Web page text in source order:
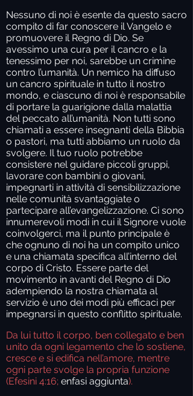
Nessuno di noi è esente da questo sacro
compito di far conoscere il Vangelo e
promuovere il Regno di Dio. Se
avessimo una cura per il cancro e la
tenessimo per noi, sarebbe un crimine
contro l’umanità. Un nemico ha diffuso
un cancro spirituale in tutto il nostro
mondo, e ciascuno di noi è responsabile
di portare la guarigione dalla malattia
del peccato all’umanità. Non tutti sono
chiamati a essere insegnanti della Bibbia
o pastori, ma tutti abbiamo un ruolo da
svolgere. Il tuo ruolo potrebbe
consistere nel guidare piccoli gruppi,
lavorare con bambini o giovani,
impegnarti in attività di sensibilizzazione
nelle comunità svantaggiate o
partecipare all’evangelizzazione. Ci sono
innumerevoli modi in cui il Signore vuole
coinvolgerci, ma il punto principale è
che ognuno di noi ha un compito unico
e una chiamata specifica all’interno del
corpo di Cristo. Essere parte del
movimento in avanti del Regno di Dio
adempiendo la nostra chiamata al
servizio è uno dei modi più efficaci per
impegnarsi in questo conflitto spirituale.
Da lui tutto il corpo, ben collegato e ben
unito da ogni legamento che lo sostiene,
cresce e si edifica nell’amore, mentre
ogni parte svolge la propria funzione
(Efesini 4:16; enfasi aggiunta).